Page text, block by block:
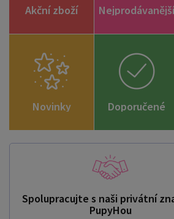
Akční zboží
Novinky
Doporučené
zboží
Spolupracujte s naši privátní
PupyHou